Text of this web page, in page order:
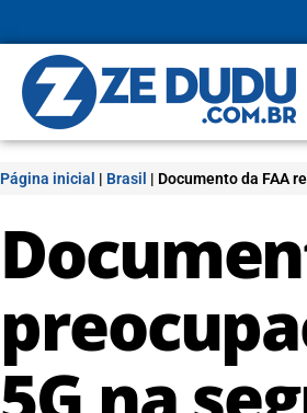
Página inicial | Brasil | Documento da FAA